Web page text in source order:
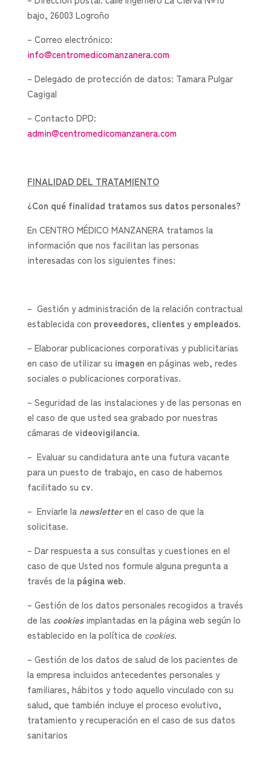
bajo, 26003 Logroño
– Correo electrónico:
info@centromedicomanzanera.com
– Delegado de protección de datos: Tamara Pulgar
Cagigal
– Contacto DPD:
admin@centromedicomanzanera.com
FINALIDAD DEL TRATAMIENTO
¿Con qué finalidad tratamos sus datos personales?
En CENTRO MÉDICO MANZANERA tratamos la
información que nos facilitan las personas
interesadas con los siguientes fines:
– Gestión y administración de la relación contractual
establecida con proveedores, clientes yempleados.
– Elaborar publicaciones corporativas y publicitarias
en caso de utilizar su imagen en páginas web, redes
sociales o publicaciones corporativas.
– Seguridad de las instalaciones y de las personas en
el caso de que usted sea grabado por nuestras
cámaras devideovigilancia.
– Evaluar su candidatura ante una futura vacante
para un puesto de trabajo, en caso de habernos
facilitado su cv.
– Enviarle la newsletteren el caso de que la
solicitase.
– Dar respuesta a sus consultas y cuestiones en el
caso de que Usted nos formule alguna pregunta a
través de la página web.
– Gestión de los datos personales recogidos a través
de las cookiesimplantadas en la página web según lo
establecido en la política de cookies.
– Gestión de los datos de salud de los pacientes de
la empresa incluidos antecedentes personales y
familiares, hábitos y todo aquello vinculado con su
salud, que también incluye el proceso evolutivo,
tratamiento y recuperación en el caso de sus datos
sanitarios